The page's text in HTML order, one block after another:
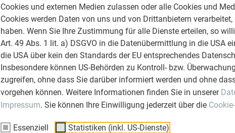
Cookies und externen Medien zulassen oder alle Cookies und
Cookies werden Daten von uns und von Drittanbietern
haben. Wenn Sie Ihre Zustimmung für alle Dienste erteilen, so
Art. 49 Abs. 1 lit. a) DSGVO in die Datenübermittlung in die USA
die USA über kein den Standards der EU entsprechendes
Insbesondere können US-Behörden zu Kontroll- bzw.
zugreifen, ohne dass Sie darüber informiert werden und ohne
vorgehen können. Weitere Informationen finden Sie in unserer
Impressum. Sie können Ihre Einwilligung jederzeit über die
Essenziell Statistiken (inkl. US-Dienste)